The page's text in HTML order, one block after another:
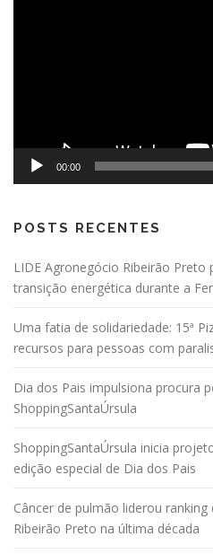
00:00
POSTS RECENTES
LIDE Agronegócio Ribeirão
transição energética durante a
Uma fatia de solidariedade: 15ª
recursos para pessoas com
Dia dos Pais impulsiona procura
ShoppingSantaÚrsula
ShoppingSantaÚrsula inicia
edição especial de Dia dos Pais
Câncer de pulmão liderou
Ribeirão Preto na última década